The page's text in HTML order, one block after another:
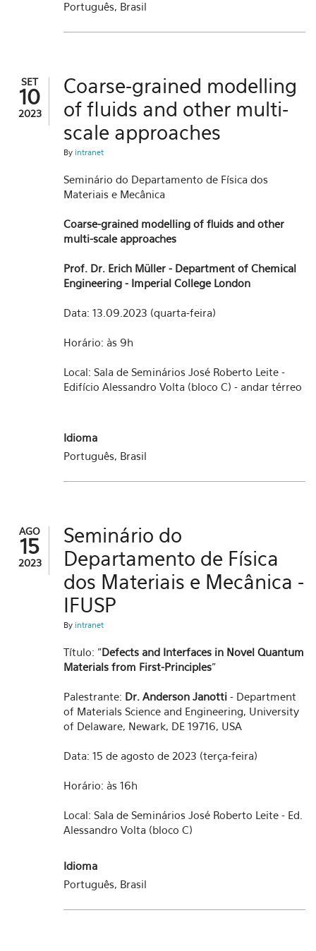
Português, Brasil
SET
10
2023
Coarse-grained modelling
of fluids and other multi-
scale approaches
By intranet
Seminário do Departamento de Física dos
Materiais e Mecânica
Coarse-grained modelling of fluids and other
multi-scale approaches
Prof. Dr. Erich Müller - Department of Chemical
Engineering - Imperial College London
Data: 13.09.2023 (quarta-feira)
Horário: às 9h
Local: Sala de Seminários José Roberto Leite -
Edifício Alessandro Volta (bloco C) - andar térreo
Idioma
Português, Brasil
AGO
15
2023
Seminário do
Departamento de Física
dos Materiais e Mecânica -
IFUSP
By intranet
Título: "Defects and Interfaces in Novel Quantum
Materials from First-Principles"
Palestrante: Dr. Anderson Janotti - Department
of Materials Science and Engineering, University
of Delaware, Newark, DE 19716, USA
Data: 15 de agosto de 2023 (terça-feira)
Horário: às 16h
Local: Sala de Seminários José Roberto Leite - Ed.
Alessandro Volta (bloco C)
Idioma
Português, Brasil